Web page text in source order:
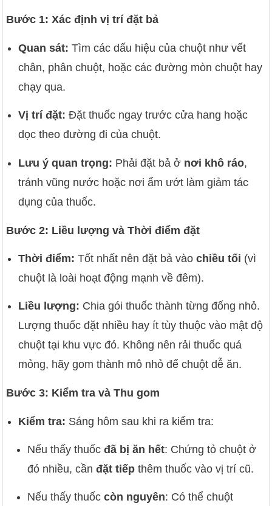
Bước 1: Xác định vị trí đặt bả
Quan sát: Tìm các dấu hiệu của chuột như vết
chân, phân chuột, hoặc các đường mòn chuột hay
chạy qua.
Vị trí đặt: Đặt thuốc ngay trước cửa hang hoặc
dọc theo đường đi của chuột.
Lưu ý quan trọng: Phải đặt bả ở nơi khô ráo,
tránh vũng nước hoặc nơi ẩm ướt làm giảm tác
dụng của thuốc.
Bước 2: Liều lượng và Thời điểm đặt
Thời điểm: Tốt nhất nên đặt bả vàochiều tối (vì
chuột là loài hoạt động mạnh về đêm).
Liều lượng: Chia gói thuốc thành từng đống nhỏ.
Lượng thuốc đặt nhiều hay ít tùy thuộc vào mật độ
chuột tại khu vực đó. Không nên rải thuốc quá
mỏng, hãy gom thành mô nhỏ để chuột dễ ăn.
Bước 3: Kiểm tra và Thu gom
Kiểm tra: Sáng hôm sau khi ra kiểm tra:
Nếu thấy thuốcđã bị ăn hết: Chứng tỏ chuột ở
đó nhiều, cầnđặt tiếp thêm thuốc vào vị trí cũ.
Nếu thấy thuốccòn nguyên: Có thể chuột